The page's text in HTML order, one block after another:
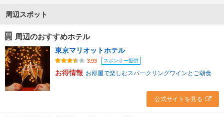
周辺スポット
周辺のおすすめホテル
東京マリオットホテル
3.93 スポンサー提供
お得情報 お部屋で楽しむスパークリングワインとご朝食
公式サイトを見る